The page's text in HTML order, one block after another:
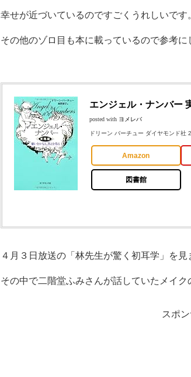
幸せが近づいているのですごくうれしいです
その他のゾロ目も本に載っているので参考に
エンジェル・ナンバー
posted with ヨメレバ
ドリーン バーチュー ダイヤモンド社
Amazon
図書館
４月３日放送の「林先生が驚く初耳学」を見
その中で二階堂ふみさんが話していたメイ
スポ